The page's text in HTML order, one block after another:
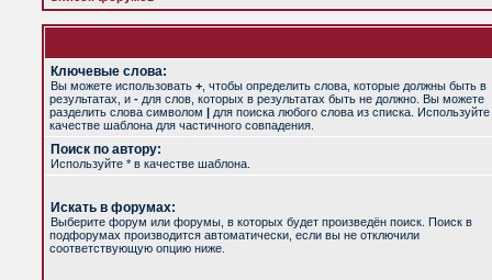
Ключевые слова:
Вы можете использовать + , чтобы определить слова, которые должны быть в
результатах, и - для слов, которых в результатах быть не должно. Вы можете
разделить слова символом | для поиска любого слова из списка. Используйте
качестве шаблона для частичного совпадения.
Поиск по автору:
Используйте * в качестве шаблона.
Искать в форумах:
Выберите форум или форумы, в которых будет произведён поиск. Поиск в
подфорумах производится автоматически, если вы не отключили
соответствующую опцию ниже.